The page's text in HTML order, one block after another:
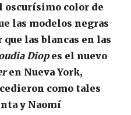
oscurísimo color de
las modelos negras
las blancas en las
Diopes el nuevo
en Nueva York,
como tales
y Naomí